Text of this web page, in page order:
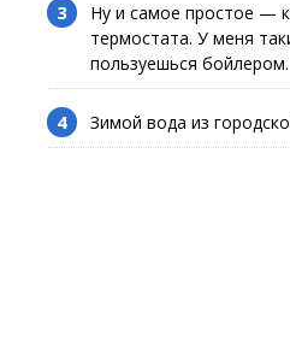
Ну и самое простое —
термостата. У меня
пользуешься бойлером.
Зимой вода из